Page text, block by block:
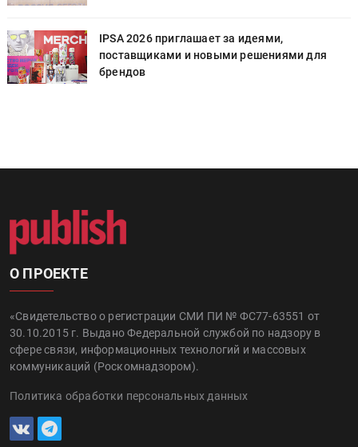
IPSA 2026 приглашает за идеями,
поставщиками и новыми решениями для
брендов
О ПРОЕКТЕ
«Свидетельство о регистрации СМИ ПИ № ФС77-63551 от
30.10.2015 г. Выдано Федеральной службой по надзору в
сфере связи, информационных технологий и массовых
коммуникаций (Роскомнадзором).
Политика обработки персональных данных